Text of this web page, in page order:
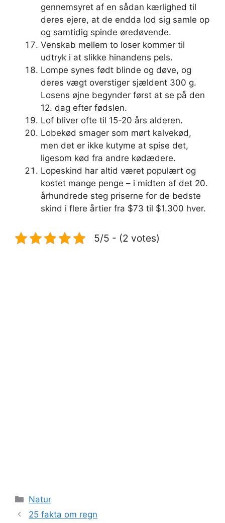
gennemsyret af en sådan kærlighed til
deres ejere, at de endda lod sig samle op
og samtidig spinde øredøvende.
Venskab mellem to loser kommer til
udtryk i at slikke hinandens pels.
Lompe synes født blinde og døve, og
deres vægt overstiger sjældent 300 g.
Losens øjne begynder først at se på den
12. dag efter fødslen.
Lof bliver ofte til 15-20 års alderen.
Lobekød smager som mørt kalvekød,
men det er ikke kutyme at spise det,
ligesom kød fra andre kødædere.
Lopeskind har altid været populært og
kostet mange penge – i midten af ​​det 20.
århundrede steg priserne for de bedste
skind i flere årtier fra $73 til $1.300 hver.
5/5 - (2 votes)
Kategorier
Natur
25 fakta om regn